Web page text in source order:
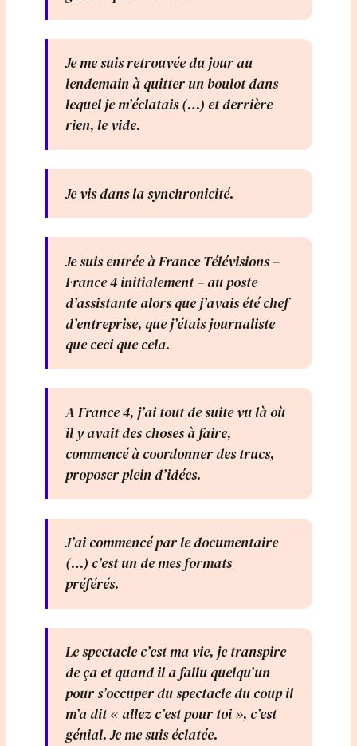
Je me suis retrouvée du jour au
lendemain à quitter un boulot dans
lequel je m’éclatais (…) et derrière
rien, le vide.
Je vis dans la synchronicité.
Je suis entrée à France Télévisions –
France 4 initialement – au poste
d’assistante alors que j’avais été chef
d’entreprise, que j’étais journaliste
que ceci que cela.
A France 4, j’ai tout de suite vu là où
il y avait des choses à faire,
commencé à coordonner des trucs,
proposer plein d’idées.
J’ai commencé par le documentaire
(…) c’est un de mes formats
préférés.
Le spectacle c’est ma vie, je transpire
de ça et quand il a fallu quelqu’un
pour s’occuper du spectacle du coup il
m’a dit « allez c’est pour toi », c’est
génial. Je me suis éclatée.